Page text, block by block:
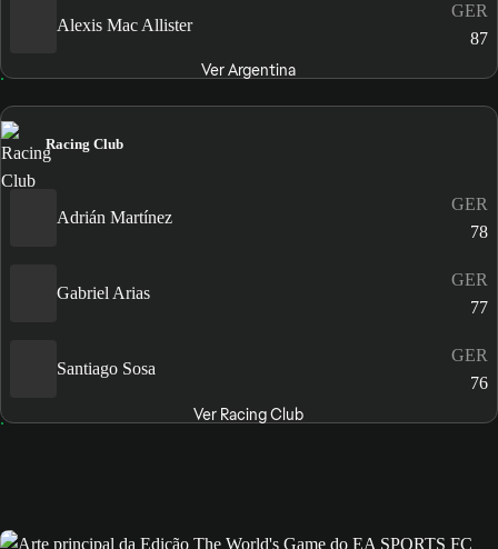
Alexis Mac Allister
GER
87
Ver Argentina
Racing Club
Adrián Martínez
GER
78
Gabriel Arias
GER
77
Santiago Sosa
GER
76
Ver Racing Club